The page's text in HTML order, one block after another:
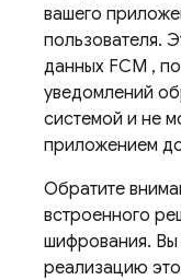
вашего
пользователя.
данных FCM ,
уведомлений
системой и не
приложением
Обратите
встроенного
шифрования. Вы
реализацию